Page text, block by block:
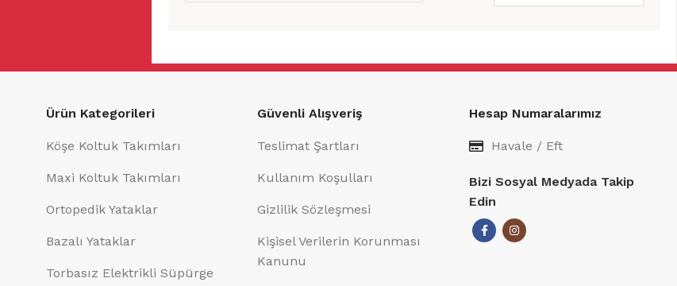
field
Ürün Kategorileri
Köşe Koltuk Takımları
Maxi Koltuk Takımları
Ortopedik Yataklar
Bazalı Yataklar
Torbasız Elektrikli Süpürge
Güvenli Alışveriş
Teslimat Şartları
Kullanım Koşulları
Gizlilik Sözleşmesi
Kişisel Verilerin Korunması
Kanunu
Hesap Numaralarımız
Havale / Eft
Bizi Sosyal Medyada Takip
Edin